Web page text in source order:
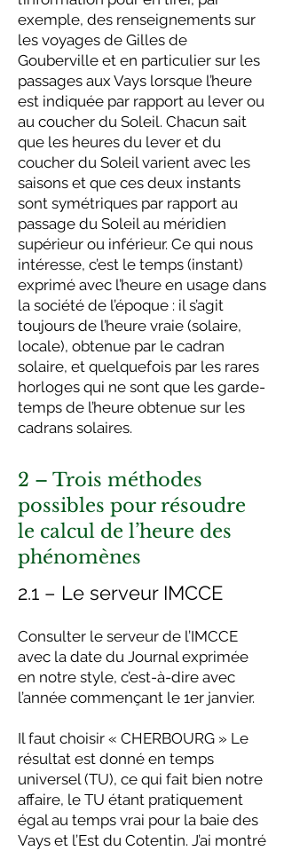
exemple, des renseignements sur
les voyages de Gilles de
Gouberville et en particulier sur les
passages aux Vays lorsque l’heure
est indiquée par rapport au lever ou
au coucher du Soleil. Chacun sait
que les heures du lever et du
coucher du Soleil varient avec les
saisons et que ces deux instants
sont symétriques par rapport au
passage du Soleil au méridien
supérieur ou inférieur. Ce qui nous
intéresse, c’est le temps (instant)
exprimé avec l’heure en usage dans
la société de l’époque : il s’agit
toujours de l’heure vraie (solaire,
locale), obtenue par le cadran
solaire, et quelquefois par les rares
horloges qui ne sont que les garde-
temps de l’heure obtenue sur les
cadrans solaires.
2 – Trois méthodes
possibles pour résoudre
le calcul de l’heure des
phénomènes
2.1 – Le serveur IMCCE
Consulter le serveur de l’IMCCE
avec la date du Journal exprimée
en notre style, c’est-à-dire avec
l’année commençant le 1er janvier.
Il faut choisir « CHERBOURG » Le
résultat est donné en temps
universel (TU), ce qui fait bien notre
affaire, le TU étant pratiquement
égal au temps vrai pour la baie des
Vays et l’Est du Cotentin. J’ai montré